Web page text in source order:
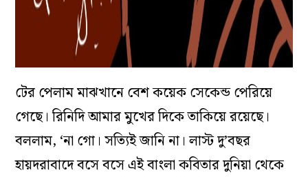
টের পেলাম মাঝখানে বেশ কয়েক সেকেন্ড পেরিয়ে
গেছে। রিনিদি আমার মুখের দিকে তাকিয়ে রয়েছে।
বললাম, ‘না গো। সত্যিই জানি না। লাস্ট দু’বছর
হায়দরাবাদে বসে বসে এই বাংলা কবিতার দুনিয়া থেকে